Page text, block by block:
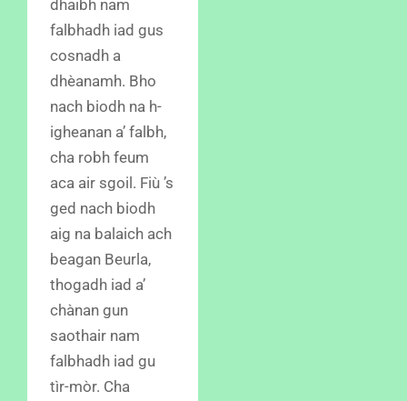
dhaibh nam
falbhadh iad gus
cosnadh a
dhèanamh. Bho
nach biodh na h-
igheanan a’ falbh,
cha robh feum
aca air sgoil. Fiù ’s
ged nach biodh
aig na balaich ach
beagan Beurla,
thogadh iad a’
chànan gun
saothair nam
falbhadh iad gu
tìr-mòr. Cha